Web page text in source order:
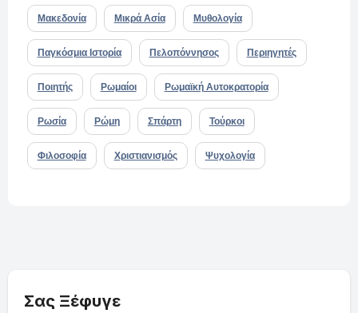
Μακεδονία Μικρά Ασία Μυθολογία
Παγκόσμια Ιστορία Πελοπόννησος Περιηγητές
Ποιητής Ρωμαίοι Ρωμαϊκή Αυτοκρατορία
Ρωσία Ρώμη Σπάρτη Τούρκοι
Φιλοσοφία Χριστιανισμός Ψυχολογία
Σας Ξέφυγε